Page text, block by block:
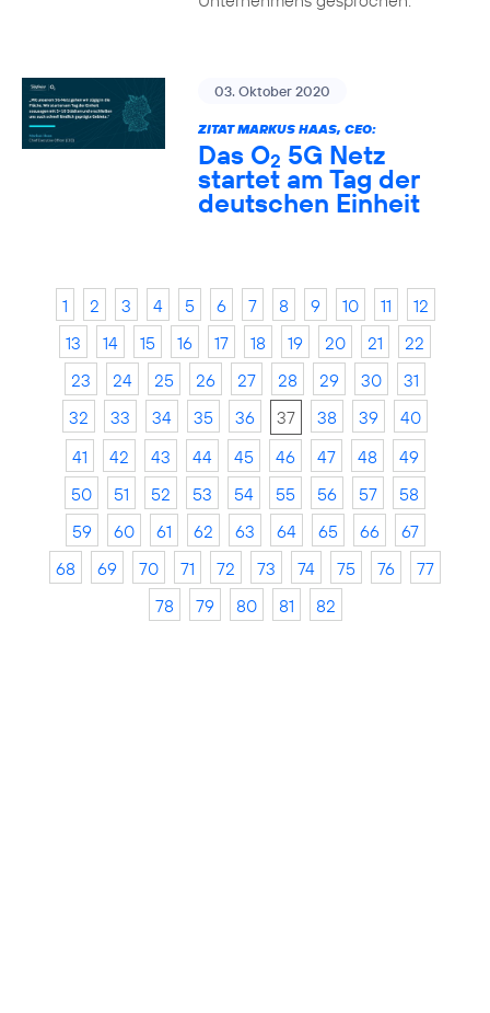
03. Oktober 2020
ZITAT MARKUS HAAS, CEO:
Das O2 5G Netz
startet am Tag der
deutschen Einheit
1 2 3 4 5 6 7 8 9 10 11
12
13
14 15 16 17 18 19 20 21
22
23
24 25 26 27 28 29 30
31
32
33 34 35 36 37 38 39
40
41
42 43 44 45 46 47 48
49
50
51 52 53 54 55 56 57
58
59
60 61 62 63 64 65 66
67
68
69 70 71 72 73 74 75 76
77
78
79 80 81 82